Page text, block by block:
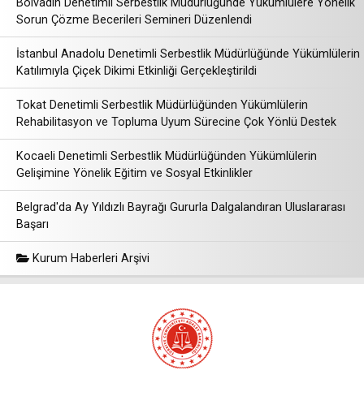
Bolvadin Denetimli Serbestlik Müdürlüğünde Yükümlülere Yönelik
Sorun Çözme Becerileri Semineri Düzenlendi
İstanbul Anadolu Denetimli Serbestlik Müdürlüğünde Yükümlülerin
Katılımıyla Çiçek Dikimi Etkinliği Gerçekleştirildi
Tokat Denetimli Serbestlik Müdürlüğünden Yükümlülerin
Rehabilitasyon ve Topluma Uyum Sürecine Çok Yönlü Destek
Kocaeli Denetimli Serbestlik Müdürlüğünden Yükümlülerin
Gelişimine Yönelik Eğitim ve Sosyal Etkinlikler
Belgrad'da Ay Yıldızlı Bayrağı Gururla Dalgalandıran Uluslararası
Başarı
Kurum Haberleri Arşivi